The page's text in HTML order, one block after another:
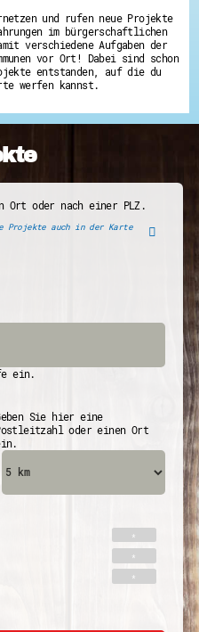
und rufen neue Projekte
im bürgerschaftlichen
verschiedene Aufgaben der
vor Ort! Dabei sind schon
entstanden, auf die du
werfen kannst.
Ort oder nach einer PLZ.
Projekte auch in der Karte
ein.
Sie hier eine
oder einen Ort